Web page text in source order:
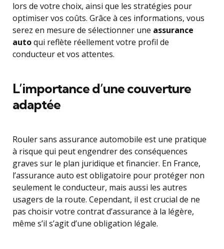
lors de votre choix, ainsi que les stratégies pour
optimiser vos coûts. Grâce à ces informations, vous
serez en mesure de sélectionner une assurance
autoqui reflète réellement votre profil de
conducteur et vos attentes.
L’importance d’une couverture
adaptée
Rouler sans assurance automobile est une pratique
à risque qui peut engendrer des conséquences
graves sur le plan juridique et financier. En France,
l’assurance auto est obligatoire pour protéger non
seulement le conducteur, mais aussi les autres
usagers de la route. Cependant, il est crucial de ne
pas choisir votre contrat d’assurance à la légère,
même s’il s’agit d’une obligation légale.